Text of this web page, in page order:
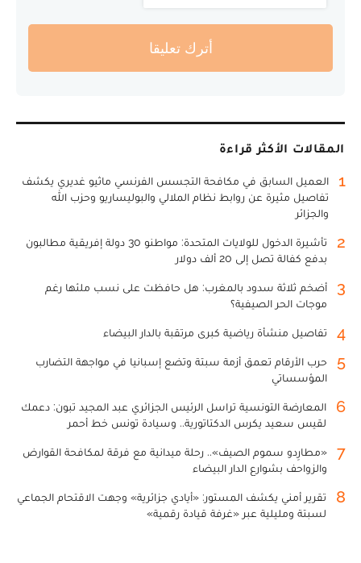
أترك تعليقا
المقالات الأكثر قراءة
1
العميل السابق في مكافحة التجسس الفرنسي ماثيو غديري يكشف
تفاصيل مثيرة عن روابط نظام الملالي والبوليساريو وحزب الله
والجزائر
2
تأشيرة الدخول للولايات المتحدة: مواطنو 30 دولة إفريقية مطالبون
بدفع كفالة تصل إلى 20 ألف دولار
3
أضخم ثلاثة سدود بالمغرب: هل حافظت على نسب ملئها رغم
موجات الحر الصيفية؟
4 تفاصيل منشأة رياضية كبرى مرتقبة بالدار البيضاء
5
حرب الأرقام تعمق أزمة سبتة وتضع إسبانيا في مواجهة التضارب
المؤسساتي
6
المعارضة التونسية تراسل الرئيس الجزائري عبد المجيد تبون: دعمك
لقيس سعيد يكرس الدكتاتورية.. وسيادة تونس خط أحمر
7
«مطارِدو سموم الصيف».. رحلة ميدانية مع فرقة لمكافحة القوارض
والزواحف بشوارع الدار البيضاء
8
تقرير أمني يكشف المستور: «أيادي جزائرية» وجهت الاقتحام الجماعي
لسبتة ومليلية عبر «غرفة قيادة رقمية»